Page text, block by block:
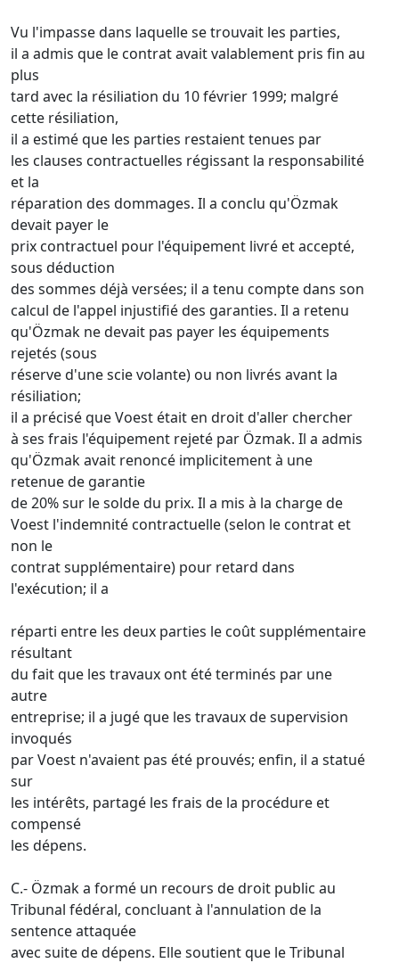
Vu l'impasse dans laquelle se trouvait les parties,
il a admis que le contrat avait valablement pris fin au
plus
tard avec la résiliation du 10 février 1999; malgré
cette résiliation,
il a estimé que les parties restaient tenues par
les clauses contractuelles régissant la responsabilité
et la
réparation des dommages. Il a conclu qu'Özmak
devait payer le
prix contractuel pour l'équipement livré et accepté,
sous déduction
des sommes déjà versées; il a tenu compte dans son
calcul de l'appel injustifié des garanties. Il a retenu
qu'Özmak ne devait pas payer les équipements
rejetés (sous
réserve d'une scie volante) ou non livrés avant la
résiliation;
il a précisé que Voest était en droit d'aller chercher
à ses frais l'équipement rejeté par Özmak. Il a admis
qu'Özmak avait renoncé implicitement à une
retenue de garantie
de 20% sur le solde du prix. Il a mis à la charge de
Voest l'indemnité contractuelle (selon le contrat et
non le
contrat supplémentaire) pour retard dans
l'exécution; il a
réparti entre les deux parties le coût supplémentaire
résultant
du fait que les travaux ont été terminés par une
autre
entreprise; il a jugé que les travaux de supervision
invoqués
par Voest n'avaient pas été prouvés; enfin, il a statué
sur
les intérêts, partagé les frais de la procédure et
compensé
les dépens.
C.- Özmak a formé un recours de droit public au
Tribunal fédéral, concluant à l'annulation de la
sentence attaquée
avec suite de dépens. Elle soutient que le Tribunal